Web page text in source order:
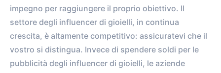
impegno per raggiungere il proprio obiettivo. Il
settore degli influencer di gioielli, in continua
crescita, è altamente competitivo: assicuratevi che il
vostro si distingua. Invece di spendere soldi per le
pubblicità degli influencer di gioielli, le aziende